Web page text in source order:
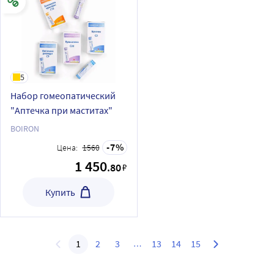
5
Набор гомеопатический
"Аптечка при маститах"
BOIRON
Цена: 1560 7
1 450.80₽
Купить
1 2 3 13 14 15